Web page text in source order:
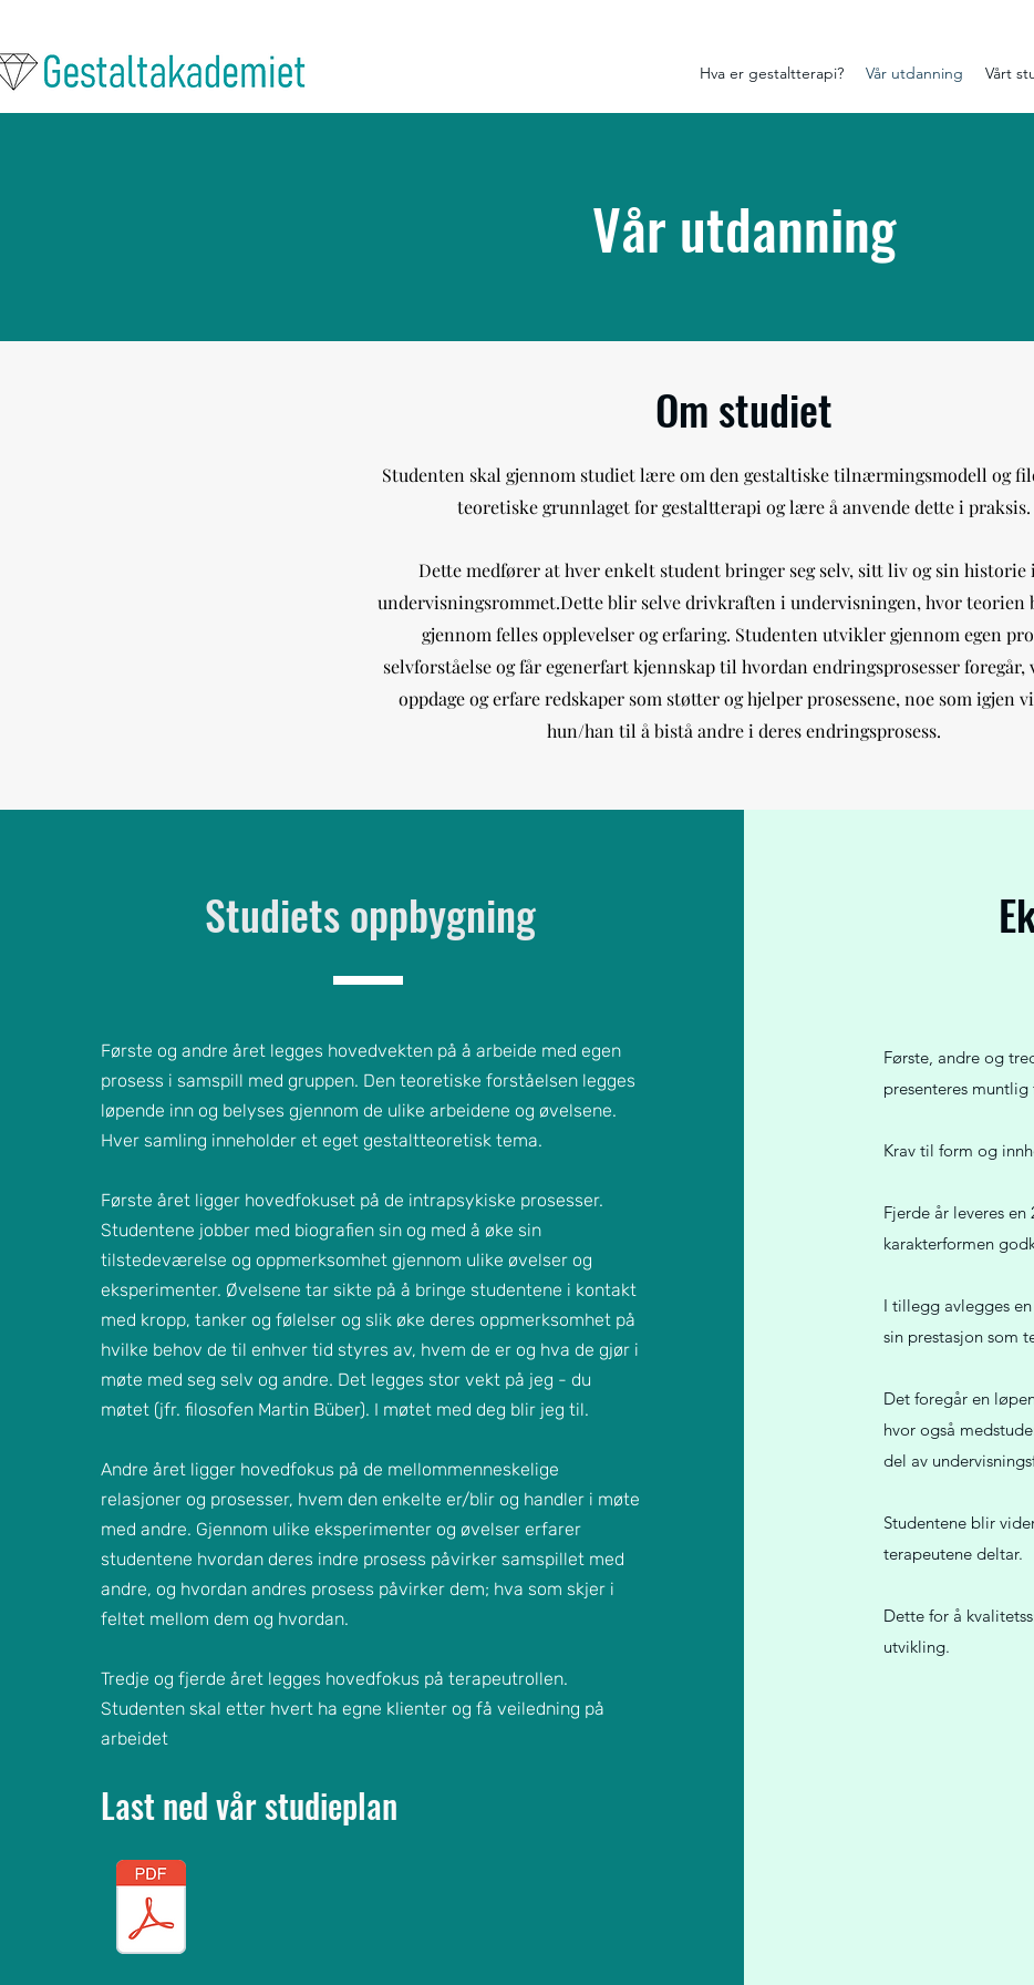
Hva er gestaltterapi? Vår utdanning Vårt
Vår utdanning
Om studiet
Studenten skal gjennom studiet lære om den gestaltiske tilnærmingsmodell og
teoretiske grunnlaget for gestaltterapi og lære å anvende dette i praksis.
Dette medfører at hver enkelt student bringer seg selv, sitt liv og sin historie
undervisningsrommet.Dette blir selve drivkraften i undervisningen, hvor teorien
gjennom felles opplevelser og erfaring. Studenten utvikler gjennom egen
selvforståelse og får egenerfart kjennskap til hvordan endringsprosesser foregår,
oppdage og erfare redskaper som støtter og hjelper prosessene, noe som igjen
hun/han til å bistå andre i deres endringsprosess.
Studiets oppbygning
Første og andre året legges hovedvekten på å arbeide med egen
prosess i samspill med gruppen. Den teoretiske forståelsen legges
løpende inn og belyses gjennom de ulike arbeidene og øvelsene.
Hver samling inneholder et eget gestaltteoretisk tema.
Første året ligger hovedfokuset på de intrapsykiske prosesser.
Studentene jobber med biografien sin og med å øke sin
tilstedeværelse og oppmerksomhet gjennom ulike øvelser og
eksperimenter. Øvelsene tar sikte på å bringe studentene i kontakt
med kropp, tanker og følelser og slik øke deres oppmerksomhet på
hvilke behov de til enhver tid styres av, hvem de er og hva de gjør i
møte med seg selv og andre. Det legges stor vekt på jeg - du
møtet (jfr. filosofen Martin Büber). I møtet med deg blir jeg til.
Andre året ligger hovedfokus på de mellommenneskelige
relasjoner og prosesser, hvem den enkelte er/blir og handler i møte
med andre. Gjennom ulike eksperimenter og øvelser erfarer
studentene hvordan deres indre prosess påvirker samspillet med
andre, og hvordan andres prosess påvirker dem; hva som skjer i
feltet mellom dem og hvordan.
Tredje og fjerde året legges hovedfokus på terapeutrollen.
Studenten skal etter hvert ha egne klienter og få veiledning på
arbeidet
Last ned vår studieplan
Første, andre og
presenteres
Krav til form og
Fjerde år leveres
karakterformen
I tillegg avlegges
sin prestasjon som
Det foregår en
hvor også
del av
Studentene blir
terapeutene deltar.
Dette for å
utvikling.